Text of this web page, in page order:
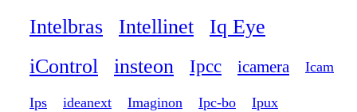
Intelbras
Intellinet
Iq Eye
iControl
insteon Ipcc icamera Icam
Ips ideanext Imaginon Ipc-bo Ipux